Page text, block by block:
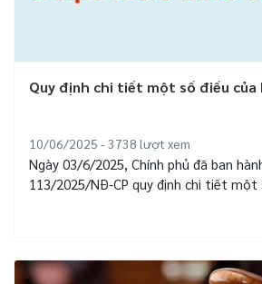
Quy định chi tiết một số điều
10/06/2025 - 3738 lượt xem
Ngày 03/6/2025, Chính phủ đã ban
113/2025/NĐ-CP quy định chi tiết một